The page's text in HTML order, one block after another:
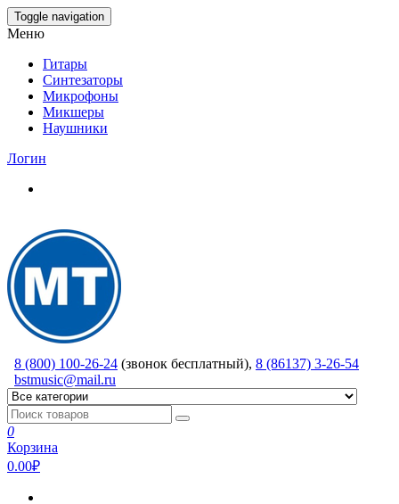
Skip
to
content
Toggle navigation
Меню
Гитары
Синтезаторы
Микрофоны
Микшеры
Наушники
Логин
8 (800) 100-26-24 (звонок бесплатный), 8 (86137) 3-26-54
bstmusic@mail.ru
0
Корзина
0.00₽